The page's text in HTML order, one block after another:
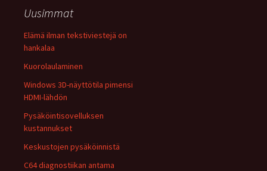
Uusimmat
Elämä ilman tekstiviestejä on
hankalaa
Kuorolaulaminen
Windows 3D-näyttötila pimensi
HDMI-lähdön
Pysäköintisovelluksen
kustannukset
Keskustojen pysäköinnistä
C64 diagnostiikan antama